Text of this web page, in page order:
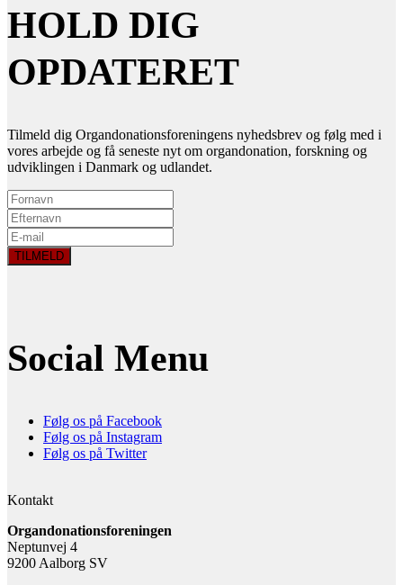
HOLD DIG
OPDATERET
Tilmeld dig Organdonationsforeningens nyhedsbrev og følg med i
vores arbejde og få seneste nyt om organdonation, forskning og
udviklingen i Danmark og udlandet.
Social Menu
Følg os på Facebook
Følg os på Instagram
Følg os på Twitter
Kontakt
Organdonationsforeningen
Neptunvej 4
9200 Aalborg SV